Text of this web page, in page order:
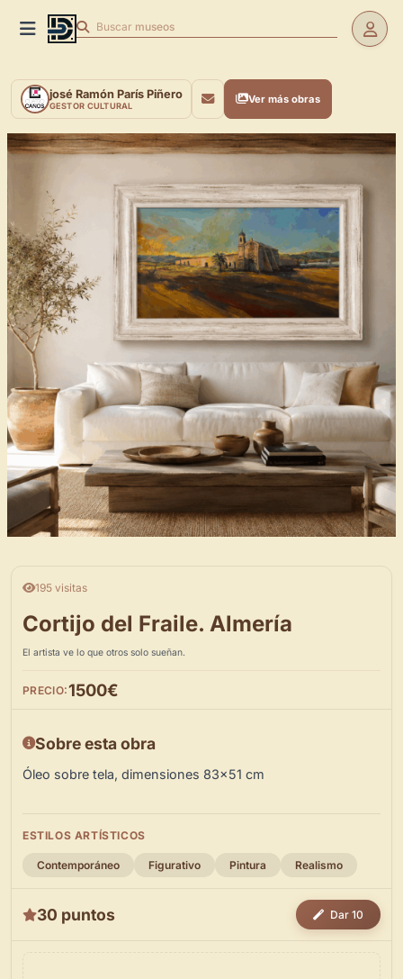
Buscar museos
josé Ramón París Piñero
GESTOR CULTURAL
Ver más obras
195 visitas
Cortijo del Fraile. Almería
El artista ve lo que otros solo sueñan.
PRECIO:1500€
Sobre esta obra
Óleo sobre tela, dimensiones 83×51 cm
ESTILOS ARTÍSTICOS
Contemporáneo Figurativo Pintura Realismo
30 puntos Dar 10